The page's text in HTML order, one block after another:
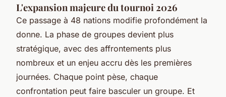
L'expansion majeure du tournoi 2026
Ce passage à 48 nations modifie profondément la
donne. La phase de groupes devient plus
stratégique, avec des affrontements plus
nombreux et un enjeu accru dès les premières
journées. Chaque point pèse, chaque
confrontation peut faire basculer un groupe. Et